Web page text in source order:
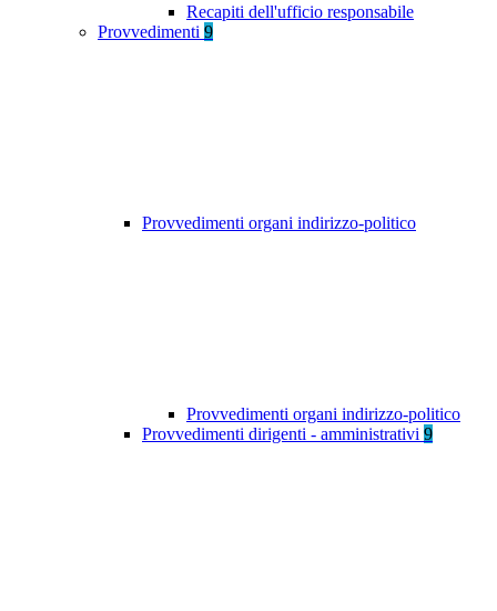
Recapiti dell'ufficio responsabile
Provvedimenti 9
Provvedimenti organi indirizzo-politico
Provvedimenti organi indirizzo-politico
Provvedimenti dirigenti - amministrativi 9